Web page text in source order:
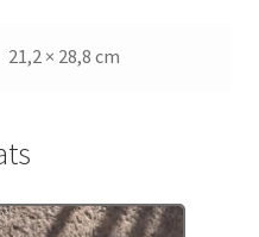
21,2 × 28,8 cm